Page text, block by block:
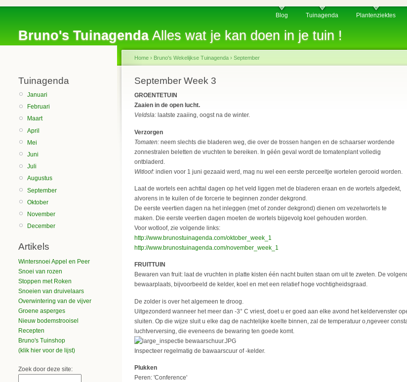
Bruno's TuinagendaAlles wat je kan doen in je tuin !
Blog Tuinagenda Plantenziektes
Tuinagenda
Januari
Februari
Maart
April
Mei
Juni
Juli
Augustus
September
Oktober
November
December
Artikels
Wintersnoei Appel en Peer
Snoei van rozen
Stoppen met Roken
Snoeien van druivelaars
Overwintering van de vijver
Groene asperges
Nieuw bodemstrooisel
Recepten
Bruno's Tuinshop
(klik hier voor de lijst)
Zoek door deze site:
Home › Bruno's Wekelijkse Tuinagenda › September
September Week 3
GROENTETUIN
Zaaien in de open lucht.
Veldsla: laatste zaaiing, oogst na de winter.
Verzorgen
Tomaten: neem slechts die bladeren weg, die over de trossen hangen en de schaarser wordende
zonnestralen beletten de vruchten te bereiken. In géén geval wordt de tomatenplant volledig
ontbladerd.
Witloof: indien voor 1 juni gezaaid werd, mag nu wel een eerste perceeltje wortelen gerooid worden.
Laat de wortels een achttal dagen op het veld liggen met de bladeren eraan en de wortels afgedekt,
alvorens in te kuilen of de forcerie te beginnen zonder dekgrond.
De eerste veertien dagen na het inleggen (met of zonder dekgrond) dienen om vezelwortels te
maken. Die eerste veertien dagen moeten de wortels bijgevolg koel gehouden worden.
Voor wotloof, zie volgende links:
http://www.brunostuinagenda.com/oktober_week_1
http://www.brunostuinagenda.com/november_week_1
FRUITTUIN
Bewaren van fruit: laat de vruchten in platte kisten één nacht buiten staan om uit te zweten. De
bewaarplaats, bijvoorbeeld de kelder, koel en met een relatief hoge vochtigheidsgraad.
De zolder is over het algemeen te droog.
Uitgezonderd wanneer het meer dan -3° C vriest, doet u er goed aan elke avond het keldervenster
sluiten. Op die wijze sluit u elke dag de nachtelijke koelte binnen, zal de temperatuur o,ngeveer
luchtverversing, die eveneens de bewaring ten goede komt.
Inspecteer regelmatig de bawaarscuur of -kelder.
Plukken
Peren: 'Conference'